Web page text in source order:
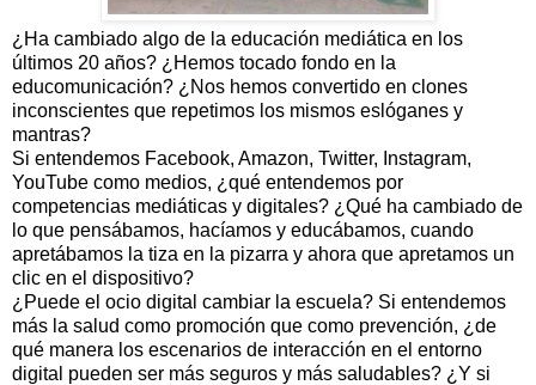
¿Ha cambiado algo de la educación mediática en los
últimos 20 años? ¿Hemos tocado fondo en la
educomunicación? ¿Nos hemos convertido en clones
inconscientes que repetimos los mismos eslóganes y
mantras?
Si entendemos Facebook, Amazon, Twitter, Instagram,
YouTube como medios, ¿qué entendemos por
competencias mediáticas y digitales? ¿Qué ha cambiado de
lo que pensábamos, hacíamos y educábamos, cuando
apretábamos la tiza en la pizarra y ahora que apretamos un
clic en el dispositivo?
¿Puede el ocio digital cambiar la escuela? Si entendemos
más la salud como promoción que como prevención, ¿de
qué manera los escenarios de interacción en el entorno
digital pueden ser más seguros y más saludables? ¿Y si